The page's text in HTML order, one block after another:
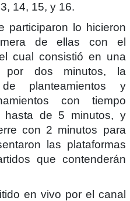
14, 15, y 16.
participaron lo hicieron
de ellas con el
cual consistió en una
por dos minutos, la
planteamientos y
con tiempo
hasta de 5 minutos, y
con 2 minutos para
las plataformas
que contenderán
en vivo por el canal